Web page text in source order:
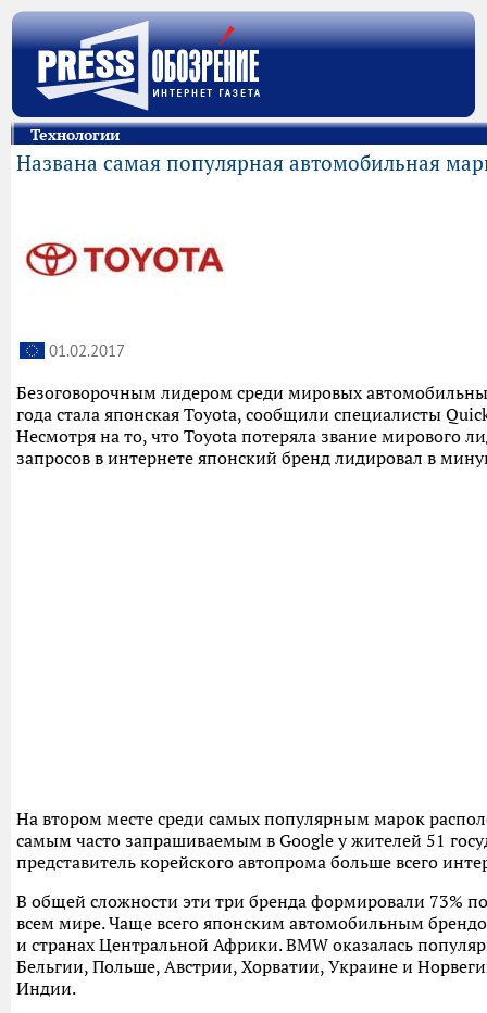
Технологии
Названа самая популярная автомобильная
01.02.2017
Безоговорочным лидером среди мировых
года стала японская Toyota, сообщили специалисты
Несмотря на то, что Toyota потеряла звание мирового
запросов в интернете японский бренд лидировал в
На втором месте среди самых популярным марок
самым часто запрашиваемым в Google у жителей 51
представитель корейского автопрома больше всего
В общей сложности эти три бренда формировали 73%
всем мире. Чаще всего японским автомобильным
и странах Центральной Африки. BMW оказалась
Бельгии, Польше, Австрии, Хорватии, Украине и
Индии.